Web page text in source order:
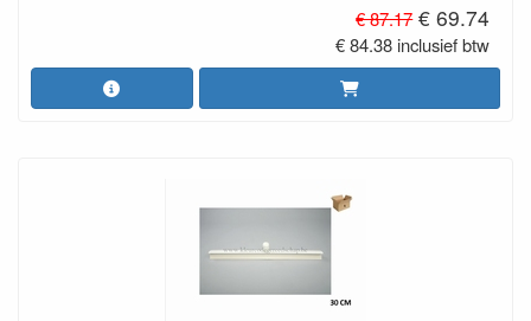
€ 87.17 € 69.74
€ 84.38 inclusief btw